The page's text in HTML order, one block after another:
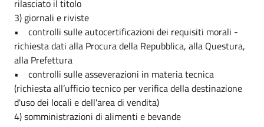
rilasciato il titolo
3) giornali e riviste
• controlli sulle autocertificazioni dei requisiti morali -
richiesta dati alla Procura della Repubblica, alla Questura,
alla Prefettura
• controlli sulle asseverazioni in materia tecnica
(richiesta all’ufficio tecnico per verifica della destinazione
d'uso dei locali e dell'area di vendita)
4) somministrazioni di alimenti e bevande